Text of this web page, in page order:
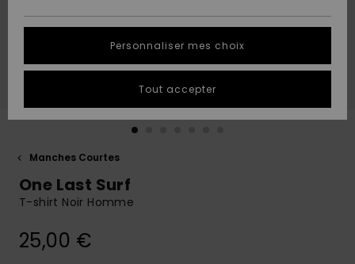
A
Découvrir
A
Découvrir
tailles
conversation
obtenir la
plus rapide
à votre
QUIKSILVER
Manches Courtes
One Last Surf
T-shirt Noir Homme
25,00 €
Personnaliser mes choix
Tout accepter